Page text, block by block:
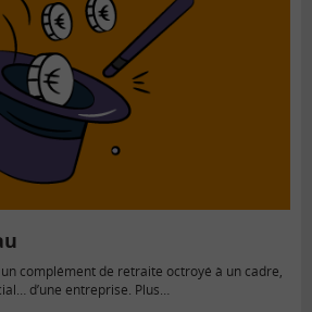
complément de retraite octroyé à un cadre,
d’une entreprise. Plus…